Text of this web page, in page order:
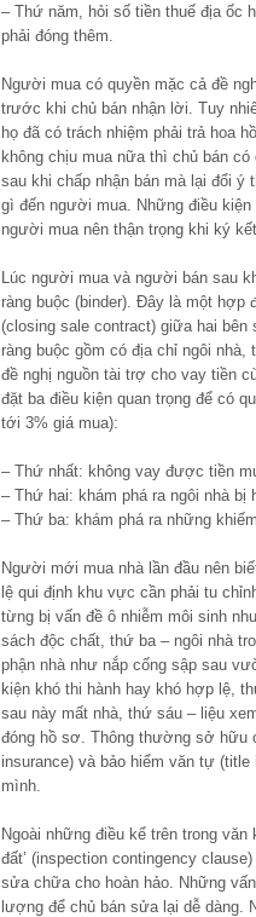
– Thứ năm, hỏi số tiền thuế địa ốc
phải đóng thêm.
Người mua có quyền mặc cả đề
trước khi chủ bán nhận lời. Tuy
họ đã có trách nhiệm phải trả hoa
không chịu mua nữa thì chủ bán
sau khi chấp nhận bán mà lại đổi ý
gì đến người mua. Những điều
người mua nên thận trọng khi ký
Lúc người mua và người bán sau
ràng buộc (binder). Ðây là một
(closing sale contract) giữa hai
ràng buộc gồm có địa chỉ ngôi
đề nghị nguồn tài trợ cho vay tiền
đặt ba điều kiện quan trọng để có
tới 3% giá mua):
– Thứ nhất: không vay được tiền
– Thứ hai: khám phá ra ngôi nhà
– Thứ ba: khám phá ra những
Người mới mua nhà lần đầu nên
lệ qui định khu vực cần phải tu
từng bị vấn đề ô nhiễm môi sinh
sách độc chất, thứ ba – ngôi nhà
phận nhà như nắp cống sập sau
kiện khó thi hành hay khó hợp lệ,
sau này mất nhà, thứ sáu – liệu
đóng hồ sơ. Thông thường sở hữu
insurance) và bảo hiểm văn tự
mình.
Ngoài những điều kể trên trong
đất’ (inspection contingency
sửa chữa cho hoàn hảo. Những
lượng để chủ bán sửa lại dễ dàng.